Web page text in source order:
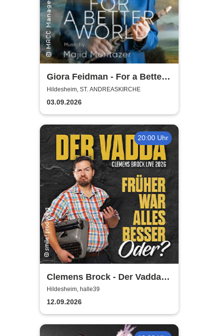
Giora Feidman - For a Better
World
Hildesheim, ST. ANDREASKIRCHE
03.09.2026
20:00 Uhr
Clemens Brock - Der Vadda -
Früher war alles besser,
oder?
Hildesheim, halle39
12.09.2026